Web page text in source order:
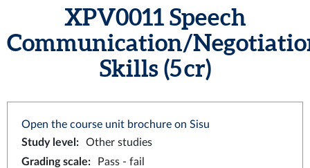
XPV0011 Speech
Communication/
Skills (5 cr)
Open the course unit brochure on Sisu
Study level :
Other studies
Grading scale:
Pass - fail